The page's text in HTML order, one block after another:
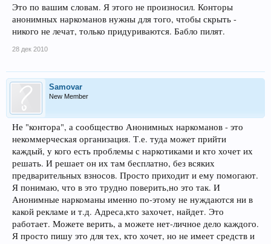
Это по вашим словам. Я этого не произносил. Конторы
анонимных наркоманов нужны для того, чтобы скрыть -
никого не лечат, только придуриваются. Бабло пилят.
28 дек 2010
Samovar
New Member
Не "контора", а сообщество Анонимных наркоманов - это
некоммерческая организация. Т.е. туда может прийти
каждый, у кого есть проблемы с наркотиками и кто хочет их
решать. И решает он их там бесплатно, без всяких
предварительных взносов. Просто приходит и ему помогают.
Я понимаю, что в это трудно поверить,но это так. И
Анонимные наркоманы именно по-этому не нуждаются ни в
какой рекламе и т.д. Адреса,кто захочет, найдет. Это
работает. Можете верить, а можете нет-личное дело каждого.
Я просто пишу это для тех, кто хочет, но не имеет средств и